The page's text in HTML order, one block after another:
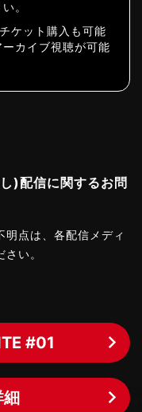
。
ケット購入も可能
カイブ視聴が可能
)配信に関するお問
点は、各配信メディ
い。
#01
細